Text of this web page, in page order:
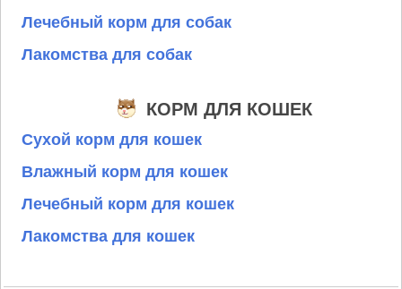
Лечебный корм для собак
Лакомства для собак
КОРМ ДЛЯ КОШЕК
Сухой корм для кошек
Влажный корм для кошек
Лечебный корм для кошек
Лакомства для кошек